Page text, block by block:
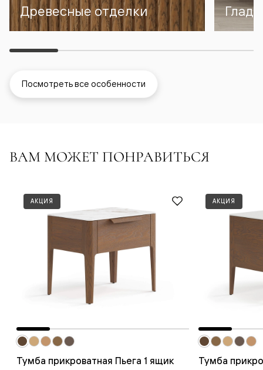
Древесные отделки
Посмотреть все особенности
ВАМ МОЖЕТ ПОНРАВИТЬСЯ
АКЦИЯ
Тумба прикроватная Пьега 1 ящик
АКЦИЯ
Тумба